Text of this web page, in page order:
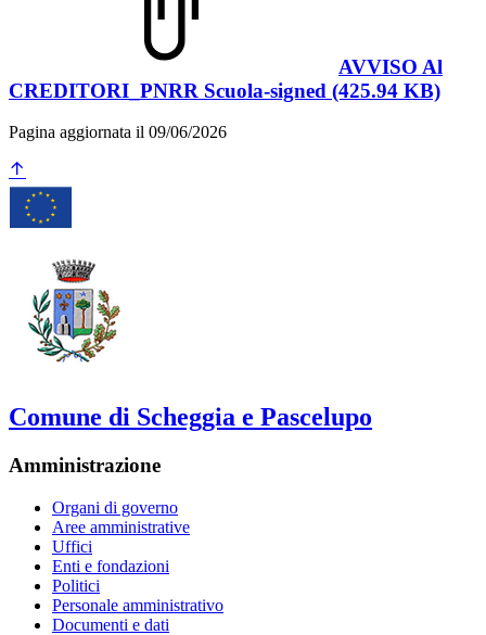
AVVISO Al
CREDITORI_PNRR Scuola-signed (425.94 KB)
Pagina aggiornata il 09/06/2026
Comune di Scheggia e Pascelupo
Amministrazione
Organi di governo
Aree amministrative
Uffici
Enti e fondazioni
Politici
Personale amministrativo
Documenti e dati